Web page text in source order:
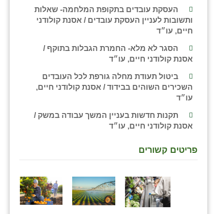
העסקת עובדים בתקופת המלחמה- שאלות
ותשובות לעניין העסקת עובדים / אסנת קולודני
חיים, עו״ד
הסגר לא מלא- החמרת הגבלות בתוקף /
אסנת קולודני חיים, עו״ד
ביטול תעודת מחלה גורפת לכל העובדים
השכירים השוהים בבידוד / אסנת קולודני חיים,
עו״ד
תקנות חדשות בעניין המשך עבודה במשק /
אסנת קולודני חיים, עו״ד
פריטים קשורים
נהריה (אג״ש)
עין חצבה
עין תמר
עמרים
קורנית
רועי
רמות השבים